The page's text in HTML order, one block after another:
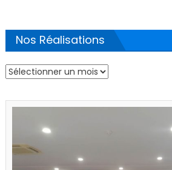
publications
Nos Réalisations
Nos